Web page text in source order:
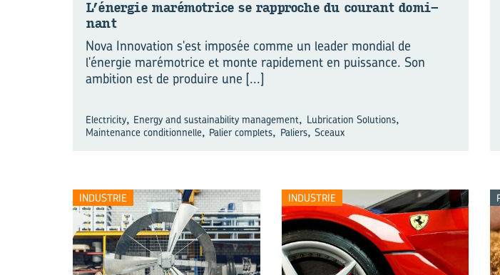
L’éner­gie ma­ré­mo­trice se rap­proche du cou­rant do­mi­
nant
Nova Innovation s'est imposée comme un leader mondial de
l'énergie marémotrice et monte rapidement en puissance. Son
ambition est de produire une [...]
Electricity, Energy and sustainability management, Lubrication Solutions,
Maintenance conditionnelle, Palier complets, Paliers, Sceaux
INDUSTRIE INDUSTRIE